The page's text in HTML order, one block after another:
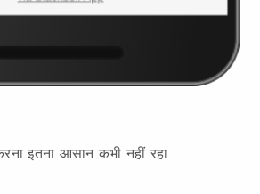
इतना आसान कभी नहीं रहा